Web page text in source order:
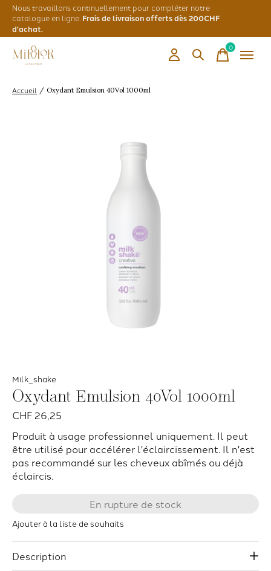
Nous travaillons continuellement pour compléter notre
catalogue en ligne. Frais de livraison offerts dès 200CHF
d'achat.
0items
Accueil / Oxydant Emulsion 40Vol 1000ml
Milk_shake
Oxydant Emulsion 40Vol 1000ml
CHF 26,25
Produit à usage professionnel uniquement. Il peut
être utilisé pour accélérer l'éclaircissement. Il n'est
pas recommandé sur les cheveux abîmés ou déjà
éclaircis.
En rupture de stock
Ajouter à la liste de souhaits
Description